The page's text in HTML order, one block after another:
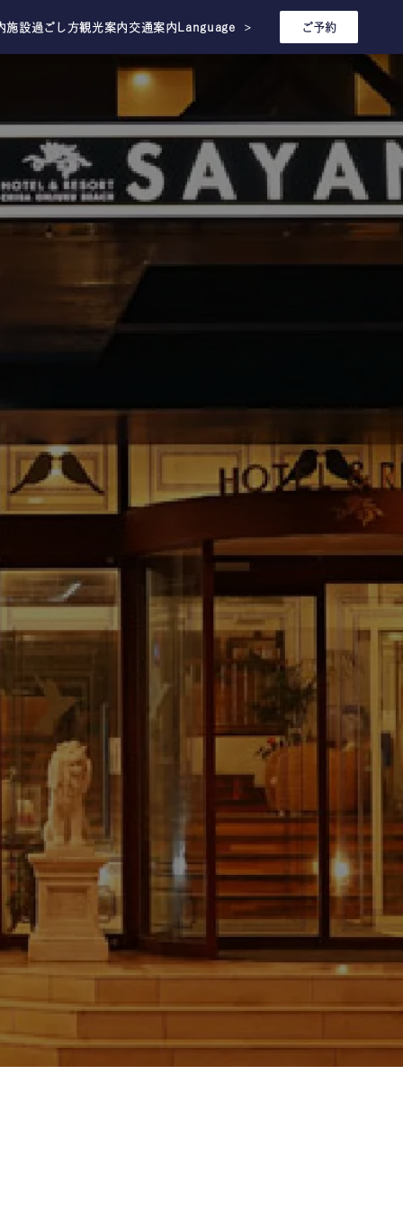
施設過ごし方観光案内 交通案内 Language ＞ ご予約